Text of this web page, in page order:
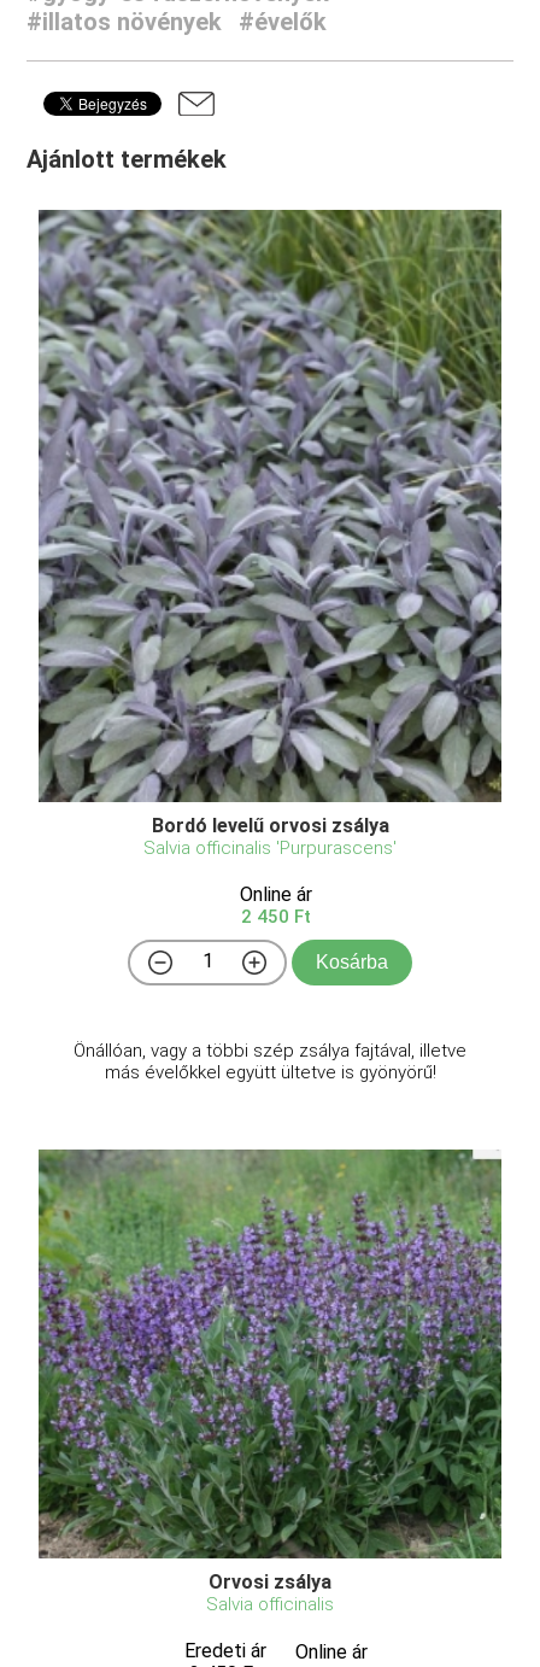
#illatos növények
#évelők
Ajánlott termékek
Bordó levelű orvosi zsálya
Salvia officinalis 'Purpurascens'
Online ár
2 450 Ft
Kosárba
Önállóan, vagy a többi szép zsálya fajtával, illetve
más évelőkkel együtt ültetve is gyönyörű!
Orvosi zsálya
Salvia officinalis
Eredeti ár
Online ár